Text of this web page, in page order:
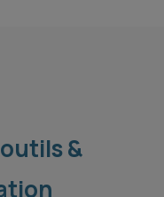
&